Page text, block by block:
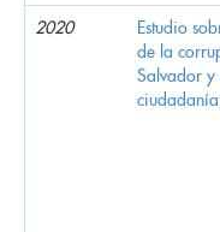
2020
Estudio
de la
Salvador y
ciudadanía